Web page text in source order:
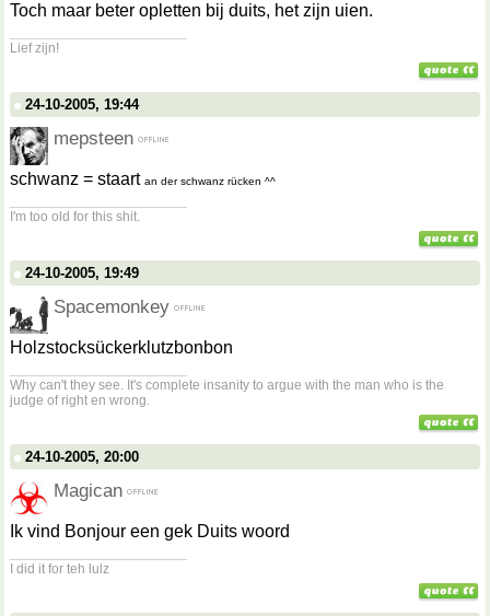
Toch maar beter opletten bij duits, het zijn uien.
Lief zijn!
24-10-2005, 19:44
mepsteen
schwanz = staart an der schwanz rücken ^^
I'm too old for this shit.
24-10-2005, 19:49
Spacemonkey
Holzstocksückerklutzbonbon
Why can't they see. It's complete insanity to argue with the man who is the
judge of right en wrong.
24-10-2005, 20:00
Magican
Ik vind Bonjour een gek Duits woord
I did it for teh lulz